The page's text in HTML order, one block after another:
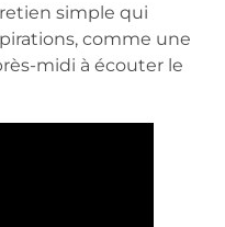
simple qui
comme une
midi à écouter le